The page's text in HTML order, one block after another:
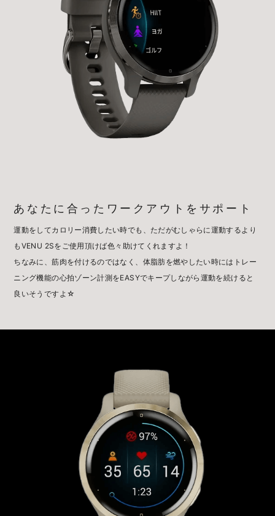
あなたに合ったワークアウトをサポート
運動をしてカロリー消費したい時でも、ただがむしゃらに運動するより
もVENU 2Sをご使用頂けば色々助けてくれますよ！
ちなみに、筋肉を付けるのではなく、体脂肪を燃やしたい時にはトレー
ニング機能の心拍ゾーン計測をEASYでキープしながら運動を続けると
良いそうですよ☆